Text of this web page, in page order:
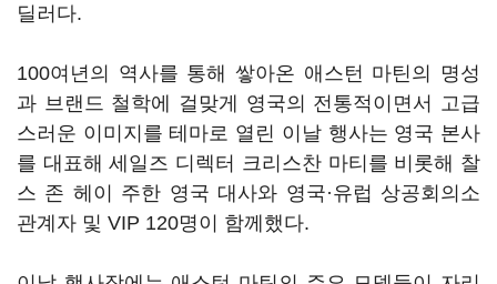
딜러다.
100여년의 역사를 통해 쌓아온 애스턴 마틴의 명성
과 브랜드 철학에 걸맞게 영국의 전통적이면서 고급
스러운 이미지를 테마로 열린 이날 행사는 영국 본사
를 대표해 세일즈 디렉터 크리스찬 마티를 비롯해 찰
스 존 헤이 주한 영국 대사와 영국·유럽 상공회의소
관계자 및 VIP 120명이 함께했다.